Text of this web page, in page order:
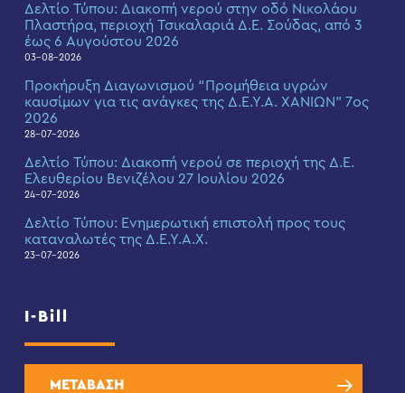
Δελτίο Τύπου: Διακοπή νερού στην οδό Νικολάου
Πλαστήρα, περιοχή Τσικαλαριά Δ.Ε. Σούδας, από 3
έως 6 Αυγούστου 2026
03-08-2026
Προκήρυξη Διαγωνισμού “Προμήθεια υγρών
καυσίμων για τις ανάγκες της Δ.Ε.Υ.Α. ΧΑΝΙΩΝ” 7ος
2026
28-07-2026
Δελτίο Τύπου: Διακοπή νερού σε περιοχή της Δ.Ε.
Ελευθερίου Βενιζέλου 27 Ιουλίου 2026
24-07-2026
Δελτίο Τύπου: Eνημερωτική επιστολή προς τους
καταναλωτές της Δ.Ε.Υ.Α.Χ.
23-07-2026
I-Bill
ΜΕΤΑΒΑΣΗ